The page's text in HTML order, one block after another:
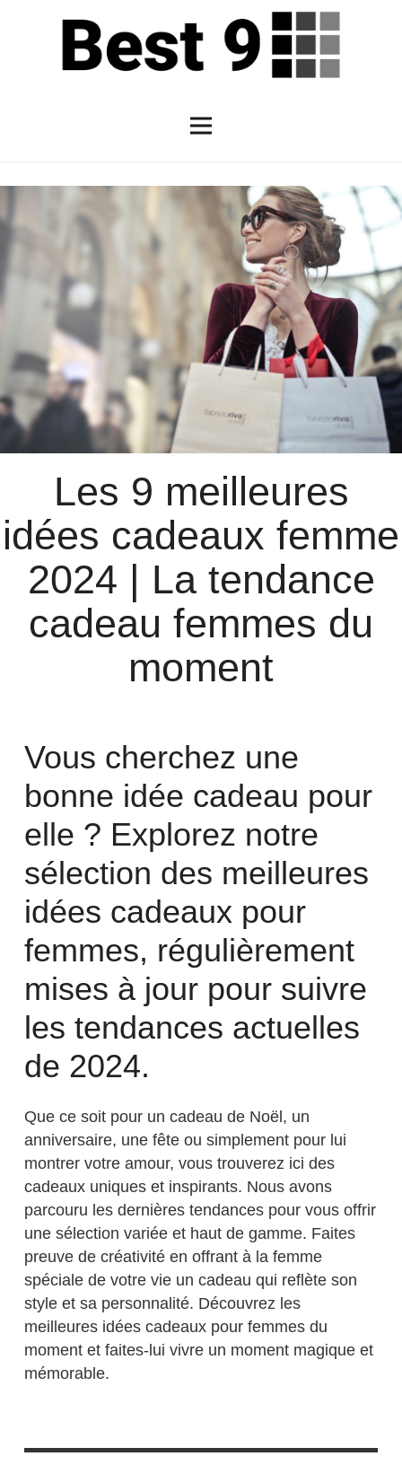
Les 9 meilleures
idées cadeaux femme
2024 | La tendance
cadeau femmes du
moment
Vous cherchez une
bonne idée cadeau pour
elle ? Explorez notre
sélection des meilleures
idées cadeaux pour
femmes, régulièrement
mises à jour pour suivre
les tendances actuelles
de 2024.
Que ce soit pour un cadeau de Noël, un
anniversaire, une fête ou simplement pour lui
montrer votre amour, vous trouverez ici des
cadeaux uniques et inspirants. Nous avons
parcouru les dernières tendances pour vous offrir
une sélection variée et haut de gamme. Faites
preuve de créativité en offrant à la femme
spéciale de votre vie un cadeau qui reflète son
style et sa personnalité. Découvrez les
meilleures idées cadeaux pour femmes du
moment et faites-lui vivre un moment magique et
mémorable.